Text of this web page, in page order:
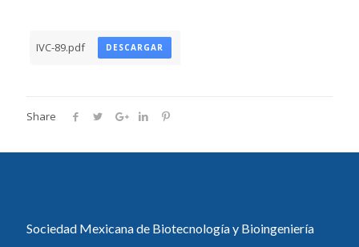
IVC-89.pdf DESCARGAR
Share
Sociedad Mexicana de Biotecnología y Bioingeniería